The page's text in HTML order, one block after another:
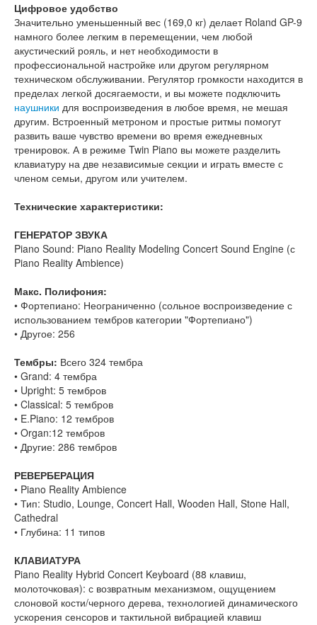
Цифровое удобство
Значительно уменьшенный вес (169,0 кг) делает Roland GP-9
намного более легким в перемещении, чем любой
акустический рояль, и нет необходимости в
профессиональной настройке или другом регулярном
техническом обслуживании. Регулятор громкости находится в
пределах легкой досягаемости, и вы можете подключить
наушники для воспроизведения в любое время, не мешая
другим. Встроенный метроном и простые ритмы помогут
развить ваше чувство времени во время ежедневных
тренировок. А в режиме Twin Piano вы можете разделить
клавиатуру на две независимые секции и играть вместе с
членом семьи, другом или учителем.
Технические характеристики:
ГЕНЕРАТОР ЗВУКА
Piano Sound: Piano Reality Modeling Concert Sound Engine (с
Piano Reality Ambience)
Макс. Полифония:
• Фортепиано: Неограниченно (сольное воспроизведение с
использованием тембров категории "Фортепиано")
• Другое: 256
Тембры: Всего 324 тембра
• Grand: 4 тембра
• Upright: 5 тембров
• Classical: 5 тембров
• E.Piano: 12 тембров
• Organ:12 тембров
• Другие: 286 тембров
РЕВЕРБЕРАЦИЯ
• Piano Reality Ambience
• Тип: Studio, Lounge, Concert Hall, Wooden Hall, Stone Hall,
Cathedral
• Глубина: 11 типов
КЛАВИАТУРА
Piano Reality Hybrid Concert Keyboard (88 клавиш,
молоточковая): с возвратным механизмом, ощущением
слоновой кости/черного дерева, технологией динамического
ускорения сенсоров и тактильной вибрацией клавиш